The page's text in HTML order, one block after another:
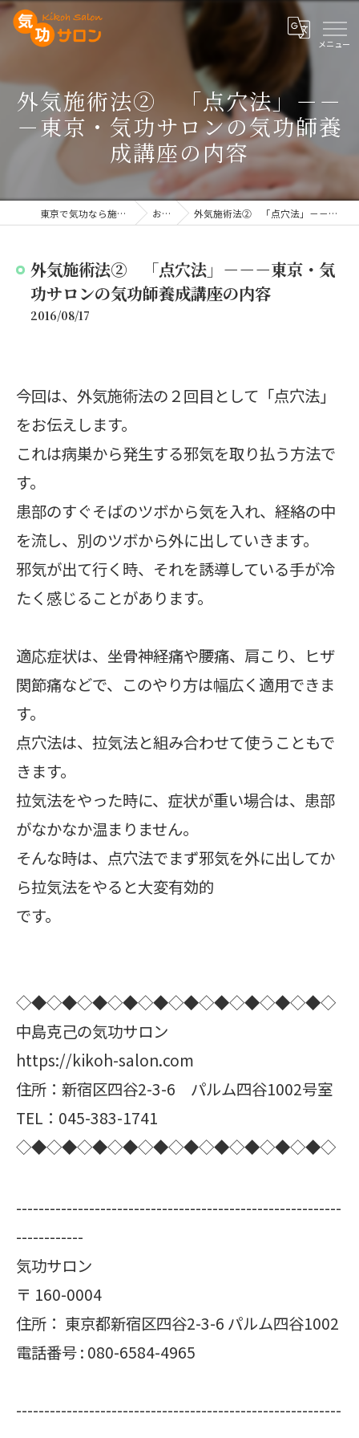
外気施術法② 「点穴法」－－
－東京・気功サロンの気功師養
成講座の内容
東京で気功なら施術や講座を行う気功サロン お知らせ 外気施術法② 「点穴法」－－－東京・気功サロンの気功師養成講座の内容
外気施術法② 「点穴法」－－－東京・気
功サロンの気功師養成講座の内容
2016/08/17
今回は、外気施術法の２回目として「点穴法」
をお伝えします。
これは病巣から発生する邪気を取り払う方法で
す。
患部のすぐそばのツボから気を入れ、経絡の中
を流し、別のツボから外に出していきます。
邪気が出て行く時、それを誘導している手が冷
たく感じることがあります。
適応症状は、坐骨神経痛や腰痛、肩こり、ヒザ
関節痛などで、このやり方は幅広く適用できま
す。
点穴法は、拉気法と組み合わせて使うこともで
きます。
拉気法をやった時に、症状が重い場合は、患部
がなかなか温まりません。
そんな時は、点穴法でまず邪気を外に出してか
ら拉気法をやると大変有効的
です。
◇◆◇◆◇◆◇◆◇◆◇◆◇◆◇◆◇◆◇◆◇
中島克己の気功サロン
https://kikoh-salon.com
住所：新宿区四谷2-3-6 パルム四谷1002号室
TEL：045-383-1741
◇◆◇◆◇◆◇◆◇◆◇◆◇◆◇◆◇◆◇◆◇
----------------------------------------------------------
------------
気功サロン
〒 160-0004
住所： 東京都新宿区四谷2-3-6 パルム四谷1002
電話番号 : 080-6584-4965
----------------------------------------------------------